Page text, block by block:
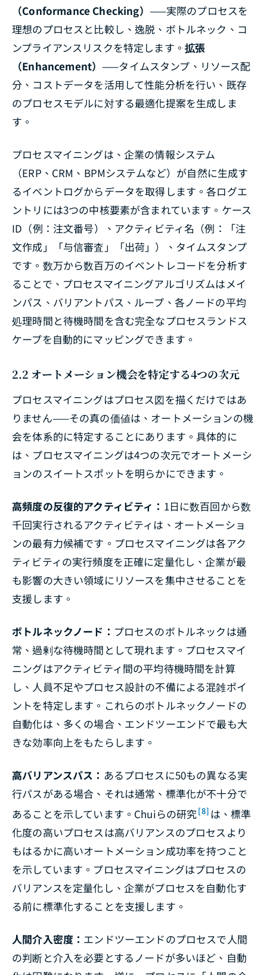
（Conformance Checking） ——実際のプロセスを
理想のプロセスと比較し、逸脱、ボトルネック、コ
ンプライアンスリスクを特定します。 拡張
（Enhancement）——タイムスタンプ、リソース配
分、コストデータを活用して性能分析を行い、既存
のプロセスモデルに対する最適化提案を生成しま
す。
プロセスマイニングは、企業の情報システム
（ERP、CRM、BPMシステムなど）が自然に生成す
るイベントログからデータを取得します。各ログエ
ントリには3つの中核要素が含まれています。ケース
ID（例：注文番号）、アクティビティ名（例：「注
文作成」「与信審査」「出荷」）、タイムスタンプ
です。数万から数百万のイベントレコードを分析す
ることで、プロセスマイニングアルゴリズムはメイ
ンパス、バリアントパス、ループ、各ノードの平均
処理時間と待機時間を含む完全なプロセスランドス
ケープを自動的にマッピングできます。
2.2 オートメーション機会を特定する4つの次元
プロセスマイニングはプロセス図を描くだけではあ
りません——その真の価値は、オートメーションの機
会を体系的に特定することにあります。具体的に
は、プロセスマイニングは4つの次元でオートメーシ
ョンのスイートスポットを明らかにできます。
高頻度の反復的アクティビティ： 1日に数百回から数
千回実行されるアクティビティは、オートメーショ
ンの最有力候補です。プロセスマイニングは各アク
ティビティの実行頻度を正確に定量化し、企業が最
も影響の大きい領域にリソースを集中させることを
支援します。
ボトルネックノード： プロセスのボトルネックは通
常、過剰な待機時間として現れます。プロセスマイ
ニングはアクティビティ間の平均待機時間を計算
し、人員不足やプロセス設計の不備による混雑ポイ
ントを特定します。これらのボトルネックノードの
自動化は、多くの場合、エンドツーエンドで最も大
きな効率向上をもたらします。
高バリアンスパス： あるプロセスに50もの異なる実
行パスがある場合、それは通常、標準化が不十分で
あることを示しています。Chuiらの研究[8] は、標準
化度の高いプロセスは高バリアンスのプロセスより
もはるかに高いオートメーション成功率を持つこと
を示しています。プロセスマイニングはプロセスの
バリアンスを定量化し、企業がプロセスを自動化す
る前に標準化することを支援します。
人間介入密度： エンドツーエンドのプロセスで人間
の判断と介入を必要とするノードが多いほど、自動